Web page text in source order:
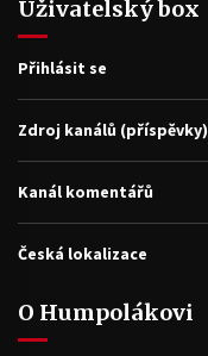
Uživatelský box
Přihlásit se
Zdroj kanálů (příspěvky)
Kanál komentářů
Česká lokalizace
O Humpolákovi